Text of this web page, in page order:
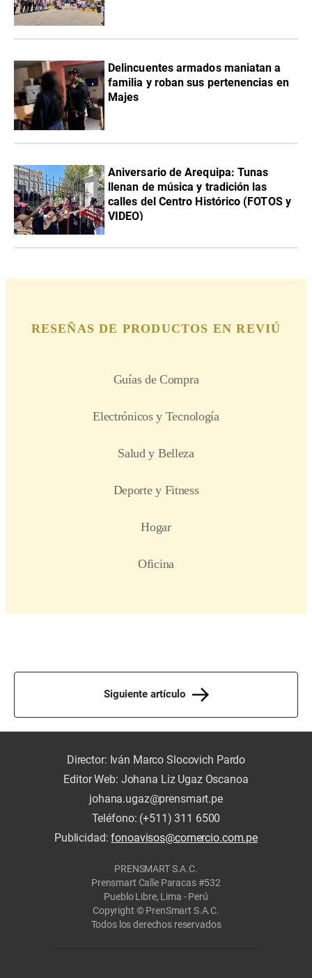
Delincuentes armados maniatan a
familia y roban sus pertenencias en
Majes
Aniversario de Arequipa: Tunas
llenan de música y tradición las
calles del Centro Histórico (FOTOS y
VIDEO)
Siguiente artículo
Director: Iván Marco Slocovich Pardo
Editor Web: Johana Liz Ugaz Oscanoa
johana.ugaz@prensmart.pe
Teléfono: (+511) 311 6500
Publicidad:fonoavisos@comercio.com.pe
PRENSMART S.A.C.
Prensmart Calle Paracas #532
Pueblo Libre, Lima - Perú
Copyright © PrenSmart S.A.C.
Todos los derechos reservados